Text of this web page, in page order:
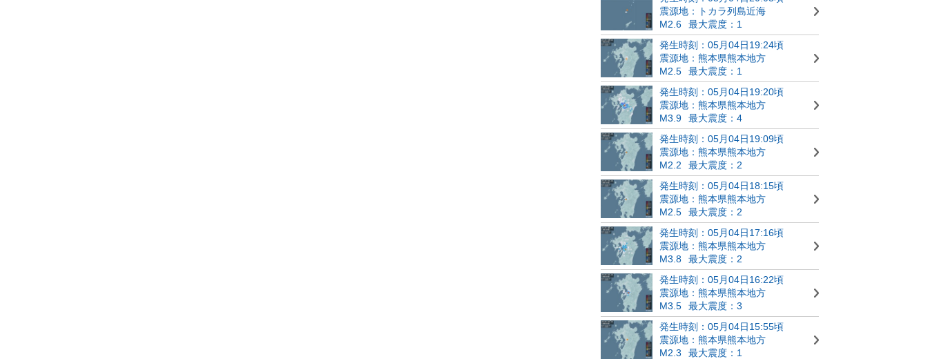
震源地：トカラ列島近海
M2.6
最大震度：1
発生時刻：05月04日19:24頃
震源地：熊本県熊本地方
M2.5
最大震度：1
発生時刻：05月04日19:20頃
震源地：熊本県熊本地方
M3.9
最大震度：4
発生時刻：05月04日19:09頃
震源地：熊本県熊本地方
M2.2
最大震度：2
発生時刻：05月04日18:15頃
震源地：熊本県熊本地方
M2.5
最大震度：2
発生時刻：05月04日17:16頃
震源地：熊本県熊本地方
M3.8
最大震度：2
発生時刻：05月04日16:22頃
震源地：熊本県熊本地方
M3.5
最大震度：3
発生時刻：05月04日15:55頃
震源地：熊本県熊本地方
M2.3
最大震度：1